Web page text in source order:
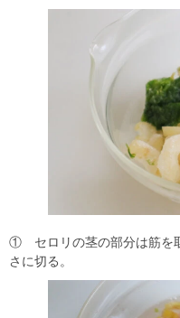
① セロリの茎の部分は筋を
さに切る。